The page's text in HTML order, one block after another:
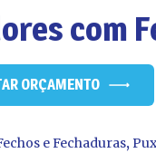
com
ORÇAMENTO
e Fechaduras,